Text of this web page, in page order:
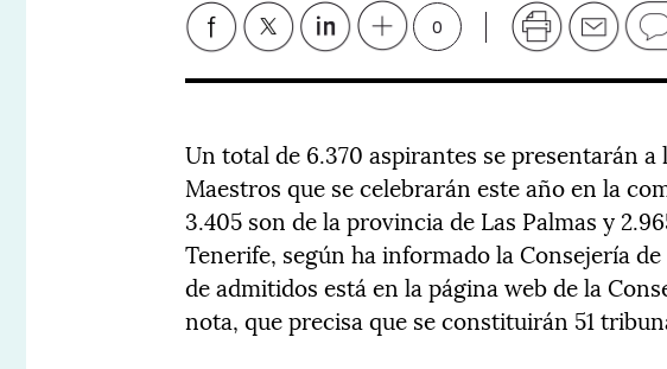
0
Un total de 6.370 aspirantes se presentarán
Maestros que se celebrarán este año en la
3.405 son de la provincia de Las Palmas y
Tenerife, según ha informado la Consejería
de admitidos está en la página web de la
nota, que precisa que se constituirán 51